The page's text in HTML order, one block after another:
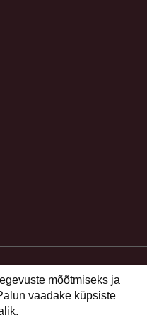
mõõtmiseks ja
vaadake küpsiste